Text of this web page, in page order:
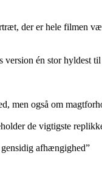
der er hele filmen
én stor hyldest
men også om
de vigtigste
afhængighed”